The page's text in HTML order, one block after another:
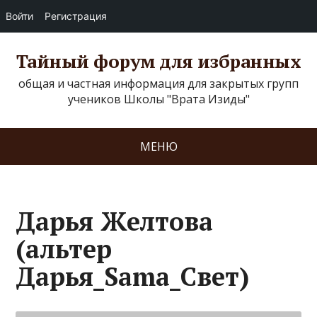
Войти Регистрация
Тайный форум для избранных
общая и частная информация для закрытых групп
учеников Школы "Врата Изиды"
МЕНЮ
Дарья Желтова
(альтер
Дарья_Sama_Свет)